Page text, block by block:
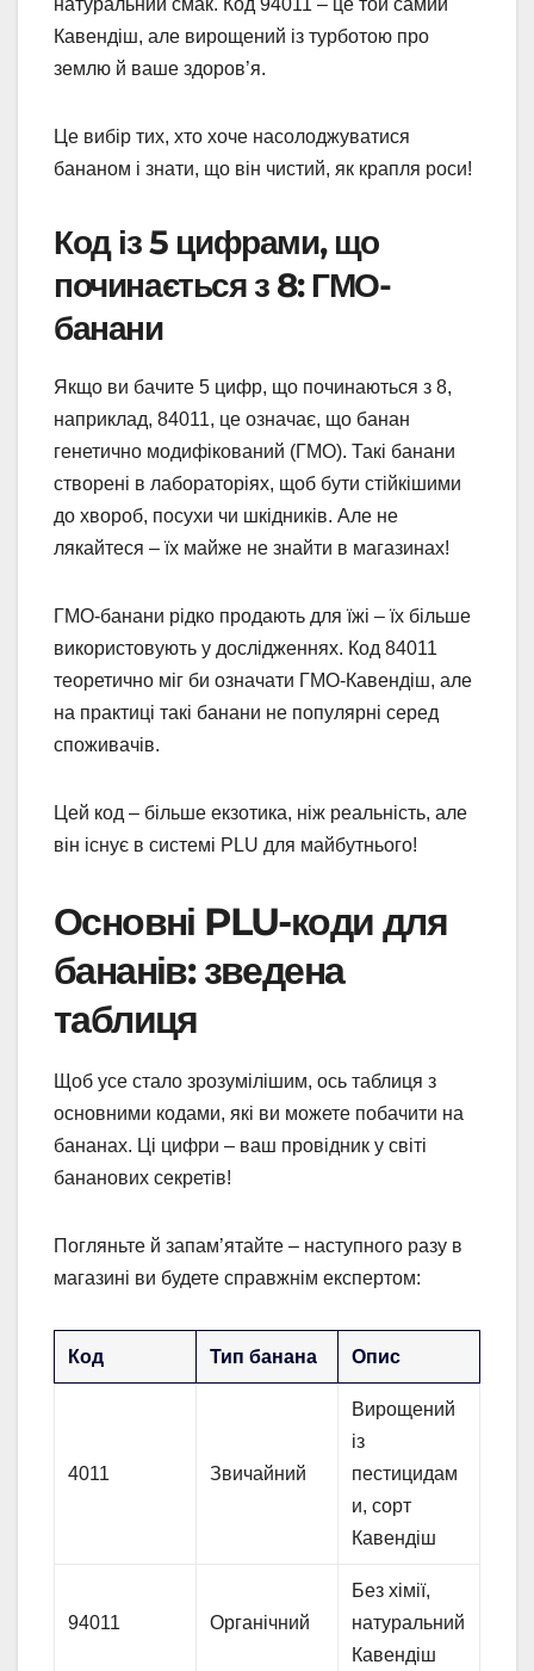
натуральний смак. Код 94011 – це той самий
Кавендіш, але вирощений із турботою про
землю й ваше здоров’я.
Це вибір тих, хто хоче насолоджуватися
бананом і знати, що він чистий, як крапля роси!
Код із 5 цифрами, що
починається з 8: ГМО-
банани
Якщо ви бачите 5 цифр, що починаються з 8,
наприклад, 84011, це означає, що банан
генетично модифікований (ГМО). Такі банани
створені в лабораторіях, щоб бути стійкішими
до хвороб, посухи чи шкідників. Але не
лякайтеся – їх майже не знайти в магазинах!
ГМО-банани рідко продають для їжі – їх більше
використовують у дослідженнях. Код 84011
теоретично міг би означати ГМО-Кавендіш, але
на практиці такі банани не популярні серед
споживачів.
Цей код – більше екзотика, ніж реальність, але
він існує в системі PLU для майбутнього!
Основні PLU-коди для
бананів: зведена
таблиця
Щоб усе стало зрозумілішим, ось таблиця з
основними кодами, які ви можете побачити на
бананах. Ці цифри – ваш провідник у світі
бананових секретів!
Погляньте й запам’ятайте – наступного разу в
магазині ви будете справжнім експертом:
Код Тип банана Опис
4011 Звичайний
Вирощений
із
пестицидам
и, сорт
Кавендіш
94011 Органічний
Без хімії,
натуральний
Кавендіш